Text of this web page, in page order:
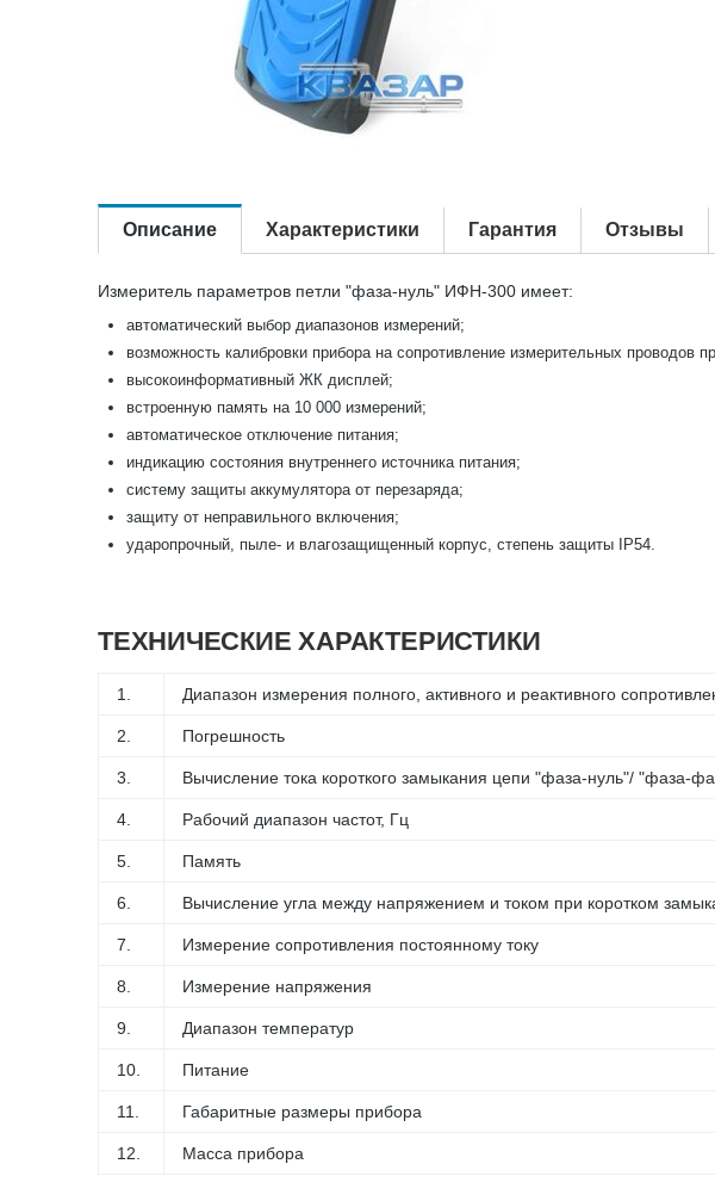
Описание Характеристики Гарантия Отзывы
Измеритель параметров петли "фаза-нуль" ИФН-300 имеет:
автоматический выбор диапазонов измерений;
возможность калибровки прибора на сопротивление измерительных проводов
высокоинформативный ЖК дисплей;
встроенную память на 10 000 измерений;
автоматическое отключение питания;
индикацию состояния внутреннего источника питания;
систему защиты аккумулятора от перезаряда;
защиту от неправильного включения;
ударопрочный, пыле- и влагозащищенный корпус, степень защиты IP54.
ТЕХНИЧЕСКИЕ ХАРАКТЕРИСТИКИ
1. Диапазон измерения полного, активного и реактивного
2. Погрешность
3. Вычисление тока короткого замыкания цепи "фаза-нуль"/ "фаза-
4. Рабочий диапазон частот, Гц
5. Память
6. Вычисление угла между напряжением и током при коротком
7. Измерение сопротивления постоянному току
8. Измерение напряжения
9. Диапазон температур
10. Питание
11. Габаритные размеры прибора
12. Масса прибора